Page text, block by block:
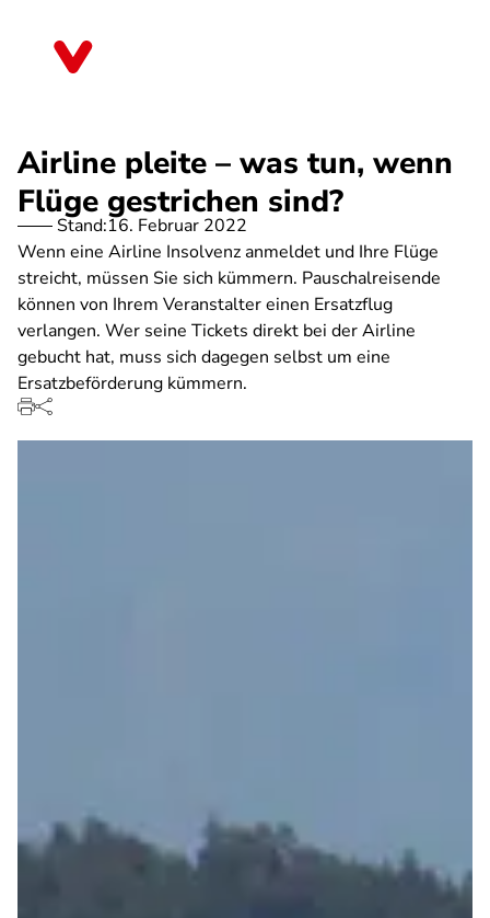
Airline pleite – was tun, wenn
Flüge gestrichen sind?
Stand:16. Februar 2022
Wenn eine Airline Insolvenz anmeldet und Ihre Flüge
streicht, müssen Sie sich kümmern. Pauschalreisende
können von Ihrem Veranstalter einen Ersatzflug
verlangen. Wer seine Tickets direkt bei der Airline
gebucht hat, muss sich dagegen selbst um eine
Ersatzbeförderung kümmern.